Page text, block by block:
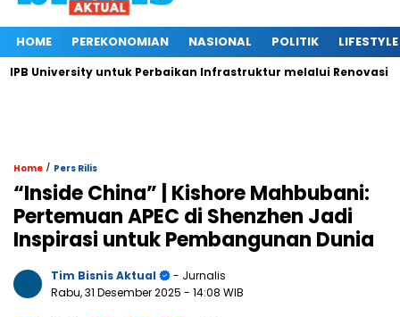
HOME PEREKONOMIAN NASIONAL POLITIK LIFESTYLE
University untuk Perbaikan Infrastruktur melalui Renovasi
Home / Pers Rilis
“Inside China” | Kishore Mahbubani:
Pertemuan APEC di Shenzhen Jadi
Inspirasi untuk Pembangunan Dunia
Tim Bisnis Aktual
- Jurnalis
Rabu, 31 Desember 2025 - 14:08 WIB